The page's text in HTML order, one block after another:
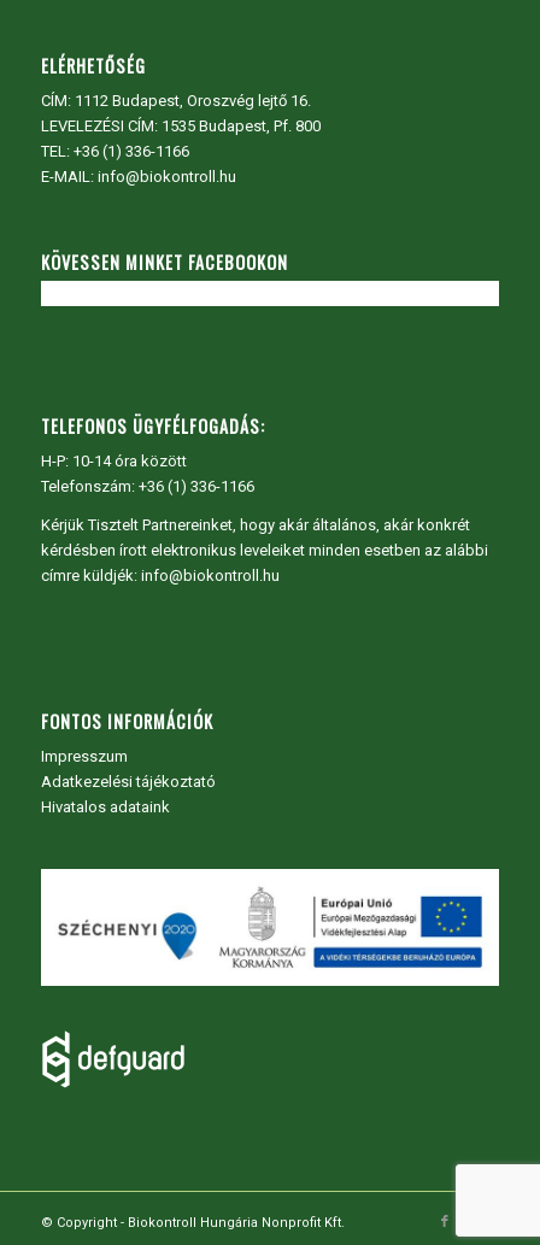
ELÉRHETŐSÉG
CÍM: 1112 Budapest, Oroszvég lejtő 16.
LEVELEZÉSI CÍM: 1535 Budapest, Pf. 800
TEL: +36 (1) 336-1166
E-MAIL: info@biokontroll.hu
KÖVESSEN MINKET FACEBOOKON
TELEFONOS ÜGYFÉLFOGADÁS:
H-P: 10-14 óra között
Telefonszám: +36 (1) 336-1166
Kérjük Tisztelt Partnereinket, hogy akár általános, akár konkrét
kérdésben írott elektronikus leveleiket minden esetben az alábbi
címre küldjék: info@biokontroll.hu
FONTOS INFORMÁCIÓK
Impresszum
Adatkezelési tájékoztató
Hivatalos adataink
© Copyright - Biokontroll Hungária Nonprofit Kft.